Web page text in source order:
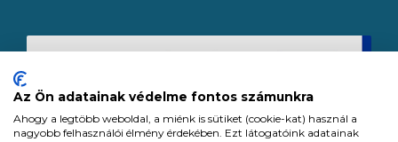
Az Ön adatainak védelme fontos számunkra
Ahogy a legtöbb weboldal, a miénk is sütiket (cookie-kat) használ a
nagyobb felhasználói élmény érdekében. Ezt látogatóink adatainak